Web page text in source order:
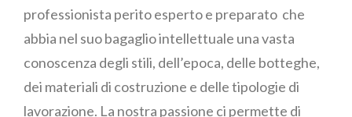
professionista perito esperto e preparato che
abbia nel suo bagaglio intellettuale una vasta
conoscenza degli stili, dell’epoca, delle botteghe,
dei materiali di costruzione e delle tipologie di
lavorazione. La nostra passione ci permette di